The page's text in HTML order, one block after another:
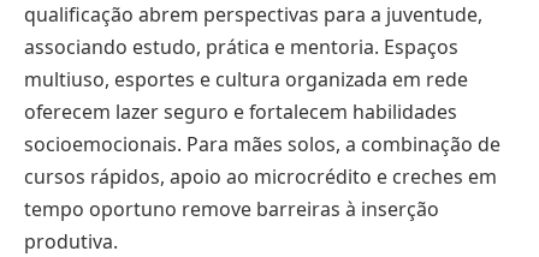
qualificação abrem perspectivas para a juventude,
associando estudo, prática e mentoria. Espaços
multiuso, esportes e cultura organizada em rede
oferecem lazer seguro e fortalecem habilidades
socioemocionais. Para mães solos, a combinação de
cursos rápidos, apoio ao microcrédito e creches em
tempo oportuno remove barreiras à inserção
produtiva.